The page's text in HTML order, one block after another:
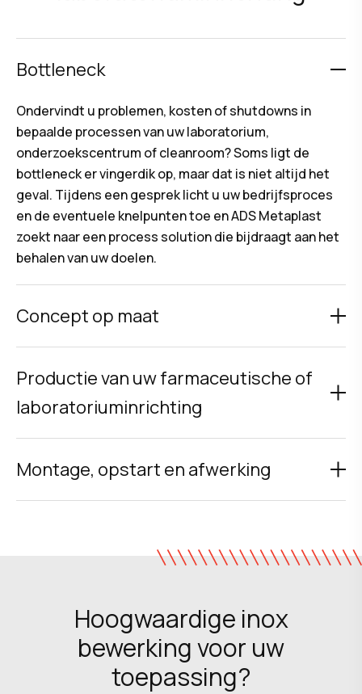
Bottleneck
Ondervindt u problemen, kosten of shutdowns in
bepaalde processen van uw laboratorium,
onderzoekscentrum of cleanroom? Soms ligt de
bottleneck er vingerdik op, maar dat is niet altijd het
geval. Tijdens een gesprek licht u uw bedrijfsproces
en de eventuele knelpunten toe en ADS Metaplast
zoekt naar een process solution die bijdraagt aan het
behalen van uw doelen.
Concept op maat
Productie van uw farmaceutische of
laboratoriuminrichting
Montage, opstart en afwerking
Hoogwaardige inox
bewerking voor uw
toepassing?